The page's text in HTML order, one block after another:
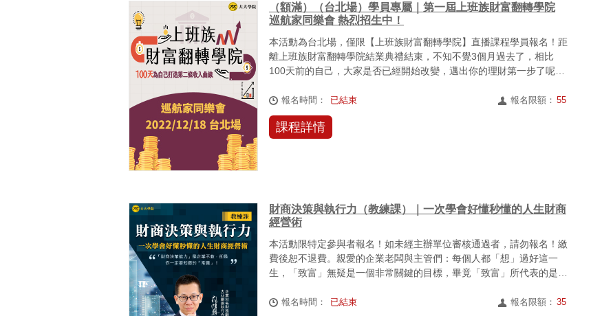
（額滿）（台北場）學員專屬｜第一屆上班族財富翻轉學院
巡航家同樂會 熱烈招生中！
本活動為台北場，僅限【上班族財富翻轉學院】直播課程學員報名！距
離上班族財富翻轉學院結業典禮結束，不知不覺3個月過去了，相比
100天前的自己，大家是否已經開始改變，邁出你的理財第一步了呢？
報名時間： 已結束 報名限額： 55
課程詳情
財商決策與執行力（教練課）｜一次學會好懂秒懂的人生財商
經營術
本活動限特定參與者報名！如未經主辦單位審核通過者，請勿報名！繳
費後恕不退費。親愛的企業老闆與主管們：每個人都「想」過好這一
生，「致富」無疑是一個非常關鍵的目標，畢竟「致富」所代表的是讓
報名時間： 已結束 報名限額： 35